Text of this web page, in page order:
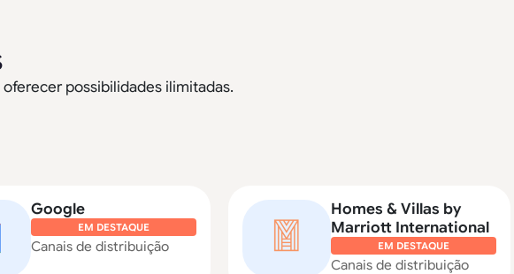
possibilidades ilimitadas.
Google
EM DESTAQUE
Canais de distribuição
Homes & Villas by
Marriott International
EM DESTAQUE
Canais de distribuição